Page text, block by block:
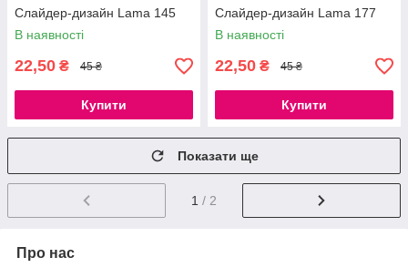
Слайдер-дизайн Lama 145
В наявності
22,50 ₴ 45 ₴
Купити
Слайдер-дизайн Lama 177
В наявності
22,50 ₴ 45 ₴
Купити
Показати ще
1 / 2
Про нас